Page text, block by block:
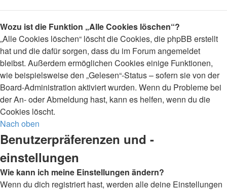
Wozu ist die Funktion „Alle Cookies löschen“?
„Alle Cookies löschen“ löscht die Cookies, die phpBB erstellt
hat und die dafür sorgen, dass du im Forum angemeldet
bleibst. Außerdem ermöglichen Cookies einige Funktionen,
wie beispielsweise den „Gelesen“-Status – sofern sie von der
Board-Administration aktiviert wurden. Wenn du Probleme bei
der An- oder Abmeldung hast, kann es helfen, wenn du die
Cookies löscht.
Nach oben
Benutzerpräferenzen und -
einstellungen
Wie kann ich meine Einstellungen ändern?
Wenn du dich registriert hast, werden alle deine Einstellungen